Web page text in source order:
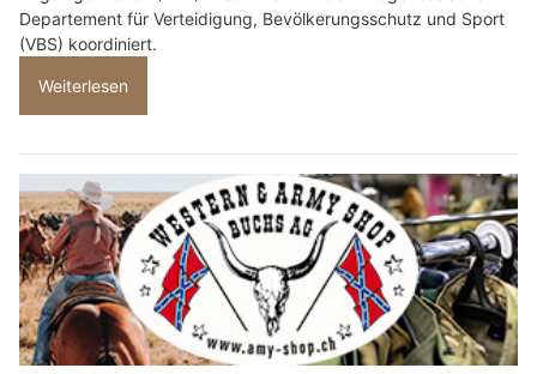
Departement für Verteidigung, Bevölkerungsschutz und Sport
(VBS) koordiniert.
Weiterlesen